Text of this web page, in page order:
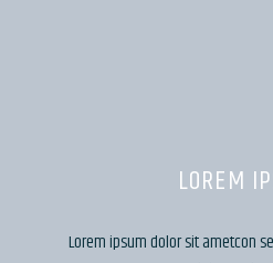
LOREM
Lorem ipsum dolor sit ametcon